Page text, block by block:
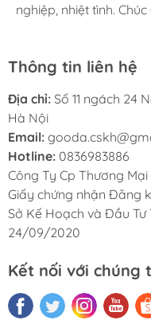
nghiệp, nhiệt tình.
nghiệp, nhiệt tình.
nghiệp, nhiệt tình.
Thông tin liên hệ
Địa chỉ: Số 11 ngách 24
Hà Nội
Email:
Hotline: 0836983886
Công Ty Cp Thương
Giấy chứng nhận Đăng
Sở Kế Hoạch và Đầu
24/09/2020
Kết nối với chúng